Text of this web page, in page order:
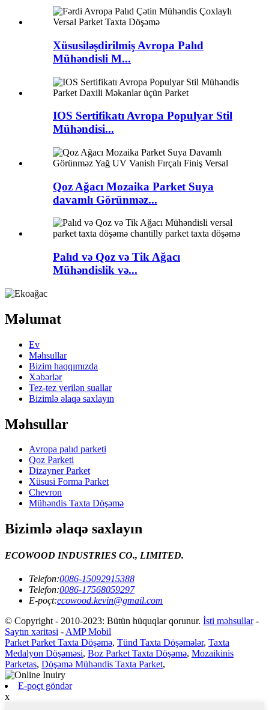
Xüsusiləşdirilmiş Avropa Palıd
Mühəndisli M...
IOS Sertifikatı Avropa Populyar Stil
Mühəndisi...
Qoz Ağacı Mozaika Parket Suya
davamlı Görünməz...
Palıd və Qoz və Tik Ağacı
Mühəndislik və...
Məlumat
Ev
Məhsullar
Bizim haqqımızda
Xəbərlər
Tez-tez verilən suallar
Bizimlə əlaqə saxlayın
Məhsullar
Avropa palıd parketi
Qoz Parketi
Dizayner Parket
Xüsusi Forma Parket
Chevron
Mühəndis Taxta Döşəmə
Bizimlə əlaqə saxlayın
ECOWOOD INDUSTRIES CO., LIMITED.
Telefon:0086-15092915388
Telefon:0086-17568059297
E-poçt:ecowood.kevin@gmail.com
© Copyright - 2010-2023: Bütün hüquqlar qorunur. İsti məhsullar-
Saytın xəritəsi - AMP Mobil
Parket Parket Taxta Döşəmə, Tünd Taxta Döşəmələr, Taxta
Medalyon Döşəməsi, Boz Parket Taxta Döşəmə, Mozaikinis
Parketas, Döşəmə Mühəndis Taxta Parket,
E-poçt göndər
x